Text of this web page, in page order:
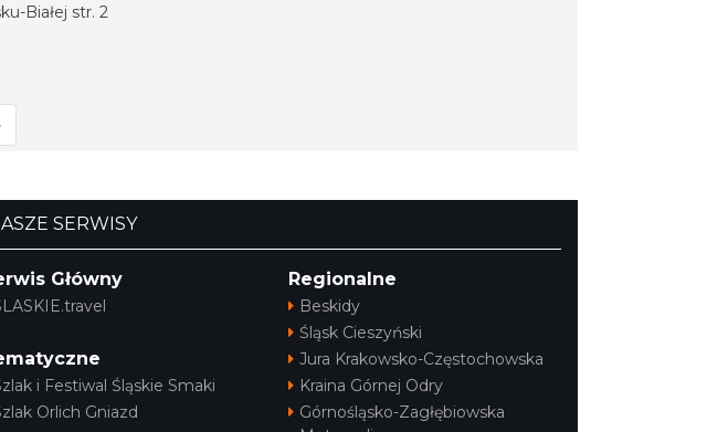
Białej str. 2
SERWISY
Główny
i Festiwal Śląskie Smaki
Orlich Gniazd
Regionalne
Beskidy
Śląsk Cieszyński
Jura Krakowsko-Częstochowska
Kraina Górnej Odry
Górnośląsko-Zagłębiowska